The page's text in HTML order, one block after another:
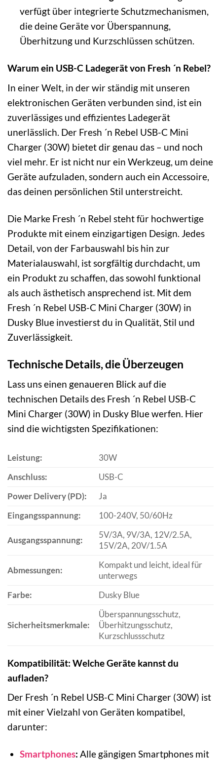
verfügt über integrierte Schutzmechanismen,
die deine Geräte vor Überspannung,
Überhitzung und Kurzschlüssen schützen.
Warum ein USB-C Ladegerät von Fresh ´n Rebel?
In einer Welt, in der wir ständig mit unseren
elektronischen Geräten verbunden sind, ist ein
zuverlässiges und effizientes Ladegerät
unerlässlich. Der Fresh ´n Rebel USB-C Mini
Charger (30W) bietet dir genau das – und noch
viel mehr. Er ist nicht nur ein Werkzeug, um deine
Geräte aufzuladen, sondern auch ein Accessoire,
das deinen persönlichen Stil unterstreicht.
Die Marke Fresh ´n Rebel steht für hochwertige
Produkte mit einem einzigartigen Design. Jedes
Detail, von der Farbauswahl bis hin zur
Materialauswahl, ist sorgfältig durchdacht, um
ein Produkt zu schaffen, das sowohl funktional
als auch ästhetisch ansprechend ist. Mit dem
Fresh ´n Rebel USB-C Mini Charger (30W) in
Dusky Blue investierst du in Qualität, Stil und
Zuverlässigkeit.
Technische Details, die Überzeugen
Lass uns einen genaueren Blick auf die
technischen Details des Fresh ´n Rebel USB-C
Mini Charger (30W) in Dusky Blue werfen. Hier
sind die wichtigsten Spezifikationen:
Leistung:
30W
Anschluss:
USB-C
Power Delivery (PD):
Ja
Eingangsspannung:
100-240V, 50/60Hz
Ausgangsspannung:
5V/3A, 9V/3A, 12V/2.5A,
15V/2A, 20V/1.5A
Abmessungen:
Kompakt und leicht, ideal für
unterwegs
Farbe:
Dusky Blue
Sicherheitsmerkmale:
Überspannungsschutz,
Überhitzungsschutz,
Kurzschlussschutz
Kompatibilität: Welche Geräte kannst du
aufladen?
Der Fresh ´n Rebel USB-C Mini Charger (30W) ist
mit einer Vielzahl von Geräten kompatibel,
darunter:
Smartphones: Alle gängigen Smartphones mit